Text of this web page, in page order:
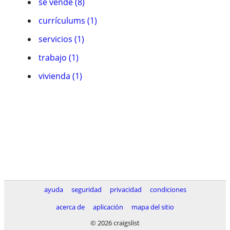
currículums (1)
servicios (1)
trabajo (1)
vivienda (1)
ayuda seguridad privacidad
condiciones
acerca de
aplicación
mapa del sitio
© 2026 craigslist